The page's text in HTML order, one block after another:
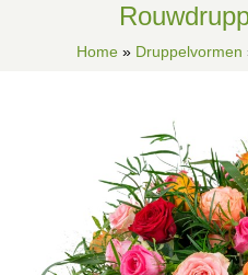
Home » Druppelvormen